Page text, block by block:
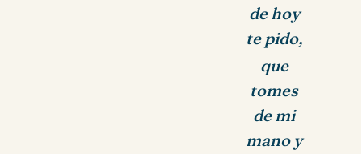
de hoy
te pido,
que
tomes
de mi
mano y